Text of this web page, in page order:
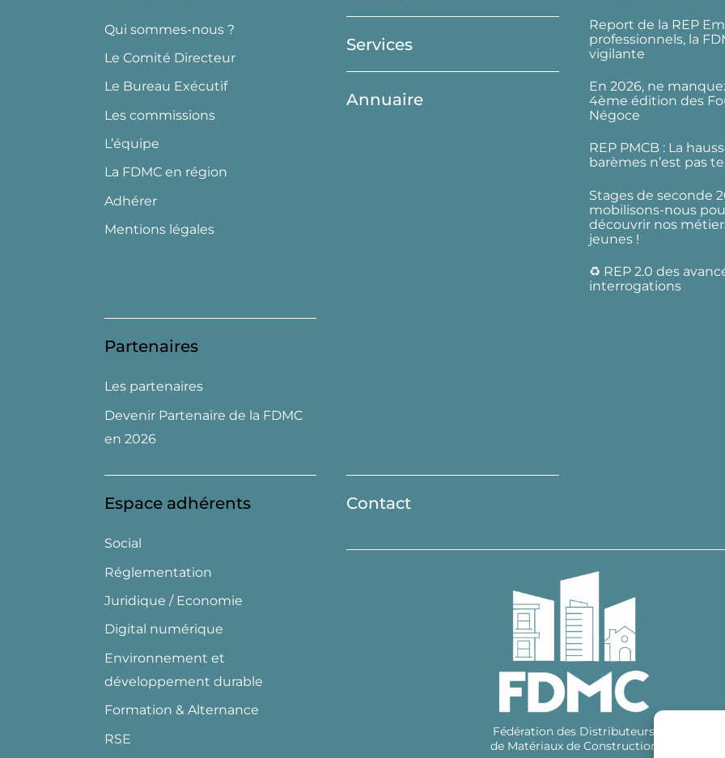
Top
Qui sommes-nous ?
Le Comité Directeur
Le Bureau Exécutif
Les commissions
L’équipe
La FDMC en région
Adhérer
Mentions légales
Services
Annuaire
Report de la REP
professionnels, la
vigilante
En 2026, ne
4ème édition des
Négoce
REP PMCB : La
barèmes n’est pas
Stages de seconde
mobilisons-nous
découvrir nos
jeunes !
♻️ REP 2.0 des
interrogations
Partenaires
Les partenaires
Devenir Partenaire de la FDMC
en 2026
Espace adhérents
Social
Réglementation
Juridique / Economie
Digital numérique
Environnement et
développement durable
Formation & Alternance
RSE
Contact
Fédération des Distributeurs
de Matériaux de Construction